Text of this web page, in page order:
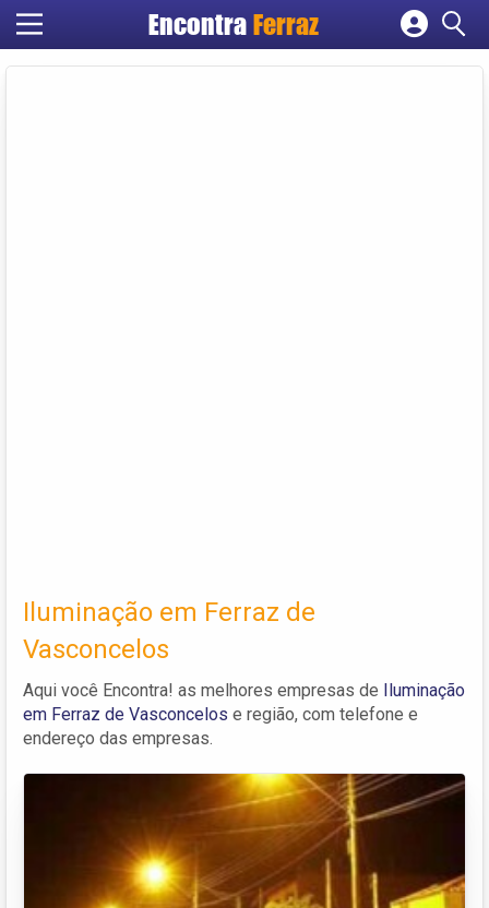
Encontra Ferraz
Cadastrar empresa
Iluminação em Ferraz de
Vasconcelos
Aqui você Encontra! as melhores empresas de Iluminação
em Ferraz de Vasconcelos e região, com telefone e
endereço das empresas.